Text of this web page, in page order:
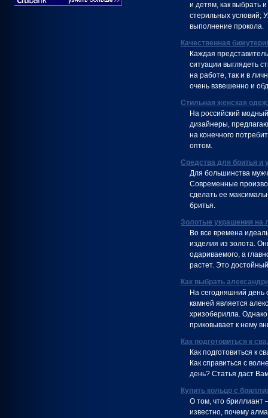
и детям, как выбрать
стерильных
выполнение прокола.
Качественная
Каждая
ситуации выглядеть
на работе, так и в
очень взвешенно и
Стильная женская
На российский
дизайнеры,
на конечного
оптом.
Средства для бритья и
Для большинства
Современные
сделать ее
бритья.
Золотые украшения на
Во все времена
изделия из золота.
одариваемого, а
растет. Это
Как выбрать
На сегодняшний день
камней является
хризоберилла. Однако
приковывает к нему
Как подготовиться к
Как подготовиться к
Как справиться с
день? Статья даст
Купить кольцо с
О том, что бриллиант
известно, почему